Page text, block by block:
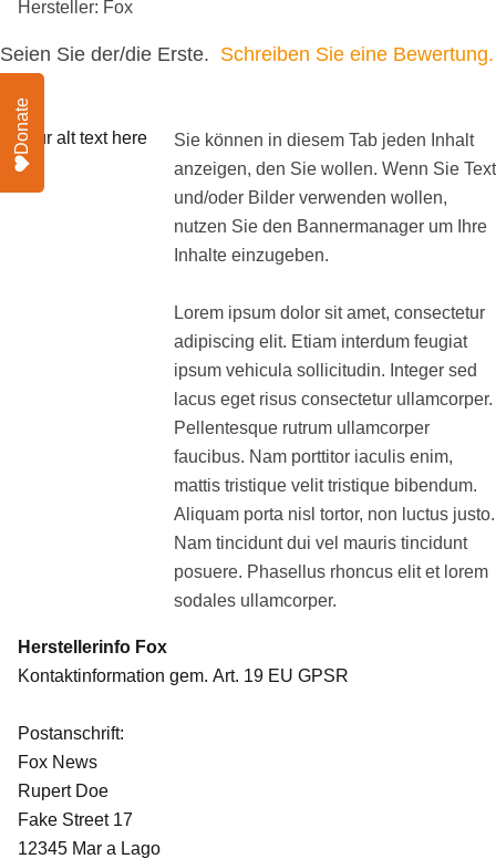
Hersteller: Fox
Seien Sie der/die Erste. Schreiben Sie eine Bewertung.
Sie können in diesem Tab jeden Inhalt
anzeigen, den Sie wollen. Wenn Sie Text
und/oder Bilder verwenden wollen,
nutzen Sie den Bannermanager um Ihre
Inhalte einzugeben.
Lorem ipsum dolor sit amet, consectetur
adipiscing elit. Etiam interdum feugiat
ipsum vehicula sollicitudin. Integer sed
lacus eget risus consectetur ullamcorper.
Pellentesque rutrum ullamcorper
faucibus. Nam porttitor iaculis enim,
mattis tristique velit tristique bibendum.
Aliquam porta nisl tortor, non luctus justo.
Nam tincidunt dui vel mauris tincidunt
posuere. Phasellus rhoncus elit et lorem
sodales ullamcorper.
Herstellerinfo Fox
Kontaktinformation gem. Art. 19 EU GPSR
Postanschrift:
Fox News
Rupert Doe
Fake Street 17
12345 Mar a Lago
Donate